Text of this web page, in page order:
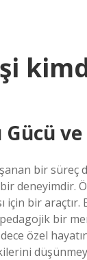
bir
deneyimdir.
için bir
bir
özel